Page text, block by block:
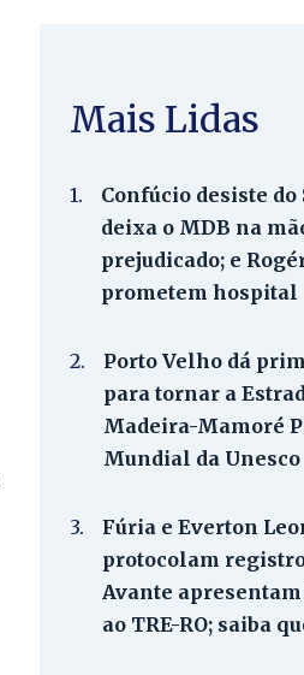
Mais Lidas
1.
Confúcio desiste do
deixa o MDB na
prejudicado; e
prometem hospital
2.
Porto Velho dá
para tornar a
Madeira-Mamoré
Mundial da Unesco
3.
Fúria e Everton
protocolam
Avante apresentam
ao TRE-RO; saiba